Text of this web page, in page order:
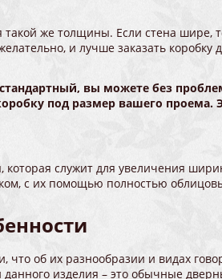
же толщины. Если стена шире,
и лучше заказать
вы можете без
под размер вашего
служит для увеличения
с их помощью полностью
об их разнообразии и видах
изделия – это обычные